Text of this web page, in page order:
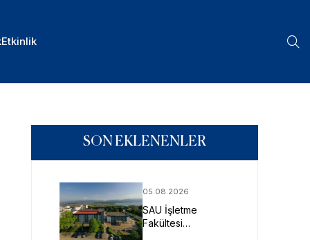
Etkinlik
SON EKLENENLER
05.08.2026
SAU İşletme
Fakültesi